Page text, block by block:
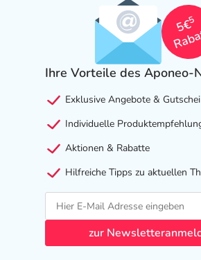
5€
5
Ihre Vorteile des Aponeo-
Exklusive Angebote &
Individuelle
Aktionen & Rabatte
Hilfreiche Tipps zu aktuellen
zur